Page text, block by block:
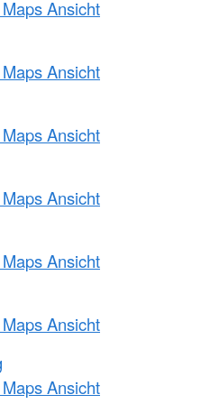
Ansicht
Ansicht
Ansicht
Ansicht
Ansicht
Ansicht
Ansicht